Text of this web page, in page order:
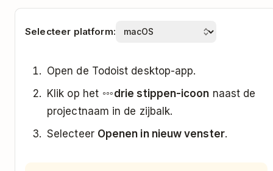
Selecteer platform:
Open de Todoist desktop-app.
Klik op het
drie stippen-icoon naast de
projectnaam in de zijbalk.
Selecteer Openen in nieuw venster.